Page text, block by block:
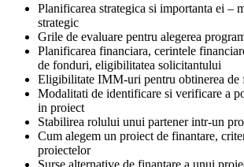
Planificarea strategica si importanta ei –
strategic
Grile de evaluare pentru alegerea
Planificarea financiara, cerintele
de fonduri, eligibilitatea solicitantului
Eligibilitate IMM-uri pentru obtinerea de
Modalitati de identificare si verificare a
in proiect
Stabilirea rolului unui partener intr-un
Cum alegem un proiect de finantare,
proiectelor
Surse alternative de finantare a unui